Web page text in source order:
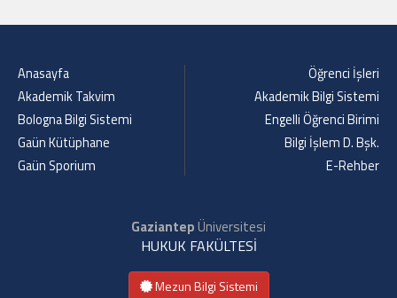
Anasayfa
Akademik Takvim
Bologna Bilgi Sistemi
Gaün Kütüphane
Gaün Sporium
Öğrenci İşleri
Akademik Bilgi Sistemi
Engelli Öğrenci Birimi
Bilgi İşlem D. Bşk.
E-Rehber
GaziantepÜniversitesi
HUKUK FAKÜLTESİ
Mezun Bilgi Sistemi